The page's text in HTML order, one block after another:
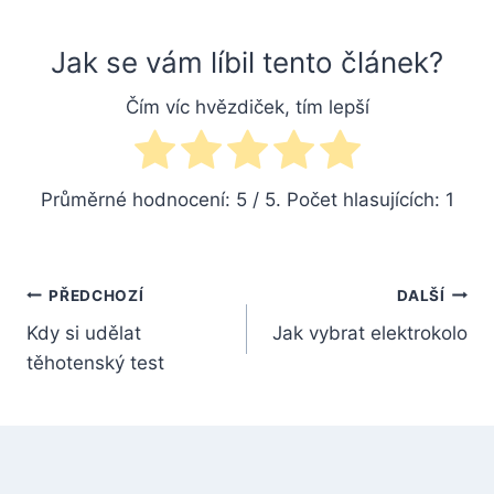
Jak se vám líbil tento článek?
Čím víc hvězdiček, tím lepší
Průměrné hodnocení: 5/ 5. Počet hlasujících: 1
Navigace
pro
PŘEDCHOZÍ
Kdy si udělat
těhotenský test
DALŠÍ
Jak vybrat elektrokolo